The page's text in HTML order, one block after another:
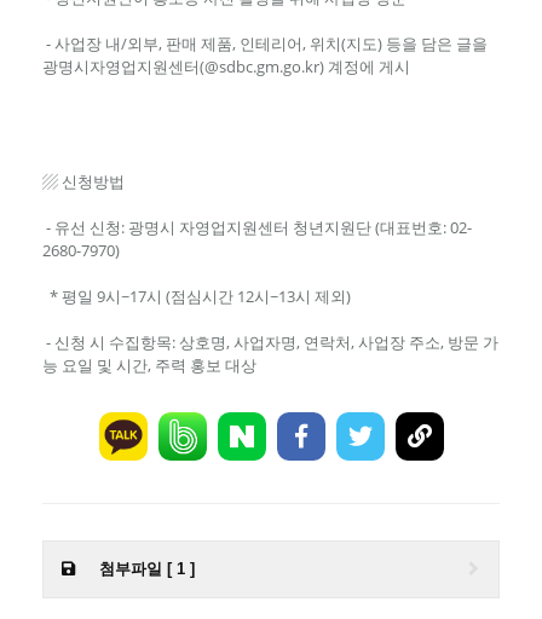
- 사업장 내/외부, 판매 제품, 인테리어, 위치(지도) 등을 담은 글을
광명시자영업지원센터(@sdbc.gm.go.kr) 계정에 게시
▨ 신청방법
- 유선 신청: 광명시 자영업지원센터 청년지원단 (대표번호: 02-
2680-7970)
* 평일 9시~17시 (점심시간 12시~13시 제외)
- 신청 시 수집항목: 상호명, 사업자명, 연락처, 사업장 주소, 방문 가
능 요일 및 시간, 주력 홍보 대상
첨부파일 [ 1 ]